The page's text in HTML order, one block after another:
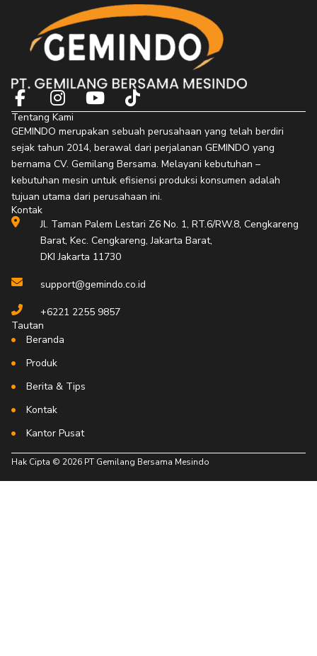
F
a
c
e
b
o
o
k
I
n
s
t
a
g
r
a
m
Y
o
u
t
u
b
e
T
i
k
t
o
k
Tentang Kami
GEMINDO merupakan sebuah perusahaan yang telah berdiri
sejak tahun 2014, berawal dari perjalanan GEMINDO yang
bernama CV. Gemilang Bersama. Melayani kebutuhan –
kebutuhan mesin untuk efisiensi produksi konsumen adalah
tujuan utama dari perusahaan ini.
Kontak
Jl. Taman Palem Lestari Z6 No. 1, RT.6/RW.8, Cengkareng
Barat, Kec. Cengkareng, Jakarta Barat,
DKI Jakarta 11730
support@gemindo.co.id
+6221 2255 9857
Tautan
Beranda
Produk
Berita & Tips
Kontak
Kantor Pusat
Hak Cipta © 2026 PT Gemilang Bersama Mesindo